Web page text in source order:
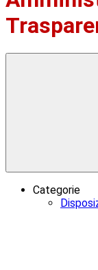
Categorie